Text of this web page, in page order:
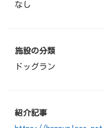
なし
施設の分類
ドッグラン
紹介記事